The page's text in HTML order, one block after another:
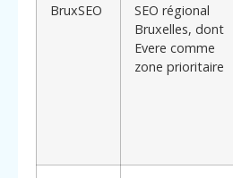
BruxSEO
SEO régional
Bruxelles, dont
Evere comme
zone prioritaire